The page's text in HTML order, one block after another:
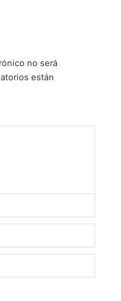
están